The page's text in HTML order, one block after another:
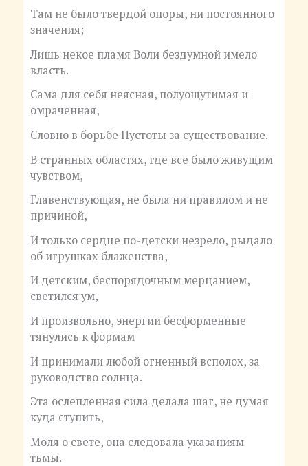
Там не было твердой опоры, ни постоянного
значения;
Лишь некое пламя Воли бездумной имело
власть.
Сама для себя неясная, полуощутимая и
омраченная,
Словно в борьбе Пустоты за существование.
В странных областях, где все было живущим
чувством,
Главенствующая, не была ни правилом и не
причиной,
И только сердце по-детски незрело, рыдало
об игрушках блаженства,
И детским, беспорядочным мерцанием,
светился ум,
И произвольно, энергии бесформенные
тянулись к формам
И принимали любой огненный всполох, за
руководство солнца.
Эта ослепленная сила делала шаг, не думая
куда ступить,
Моля о свете, она следовала указаниям
тьмы.